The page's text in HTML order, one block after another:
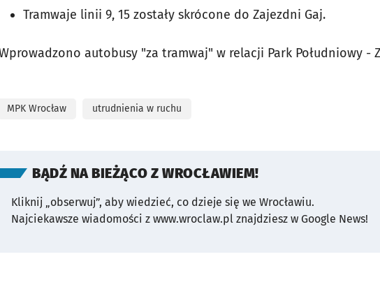
Tramwaje linii 9, 15 zostały skrócone do Zajezdni Gaj.
autobusy "za tramwaj" w relacji Park Południowy -
MPK Wrocław utrudnienia w ruchu
BĄDŹ NA BIEŻĄCO Z WROCŁAWIEM!
Kliknij „obserwuj”, aby wiedzieć, co dzieje się we Wrocławiu.
Najciekawsze wiadomości z www.wroclaw.pl znajdziesz w Google News!